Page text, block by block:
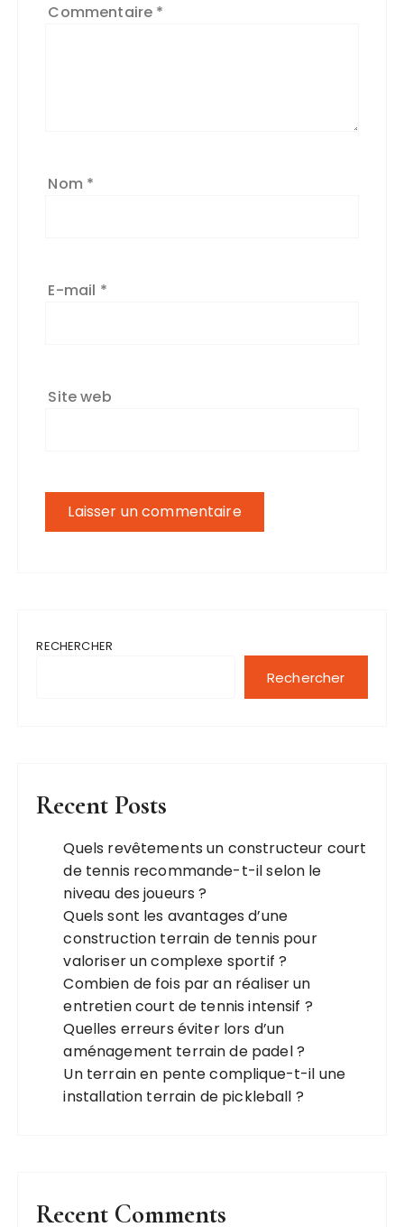
Commentaire *
Nom *
E-mail *
Site web
RECHERCHER
Rechercher
Recent Posts
Quels revêtements un constructeur court
de tennis recommande-t-il selon le
niveau des joueurs ?
Quels sont les avantages d’une
construction terrain de tennis pour
valoriser un complexe sportif ?
Combien de fois par an réaliser un
entretien court de tennis intensif ?
Quelles erreurs éviter lors d’un
aménagement terrain de padel ?
Un terrain en pente complique-t-il une
installation terrain de pickleball ?
Recent Comments